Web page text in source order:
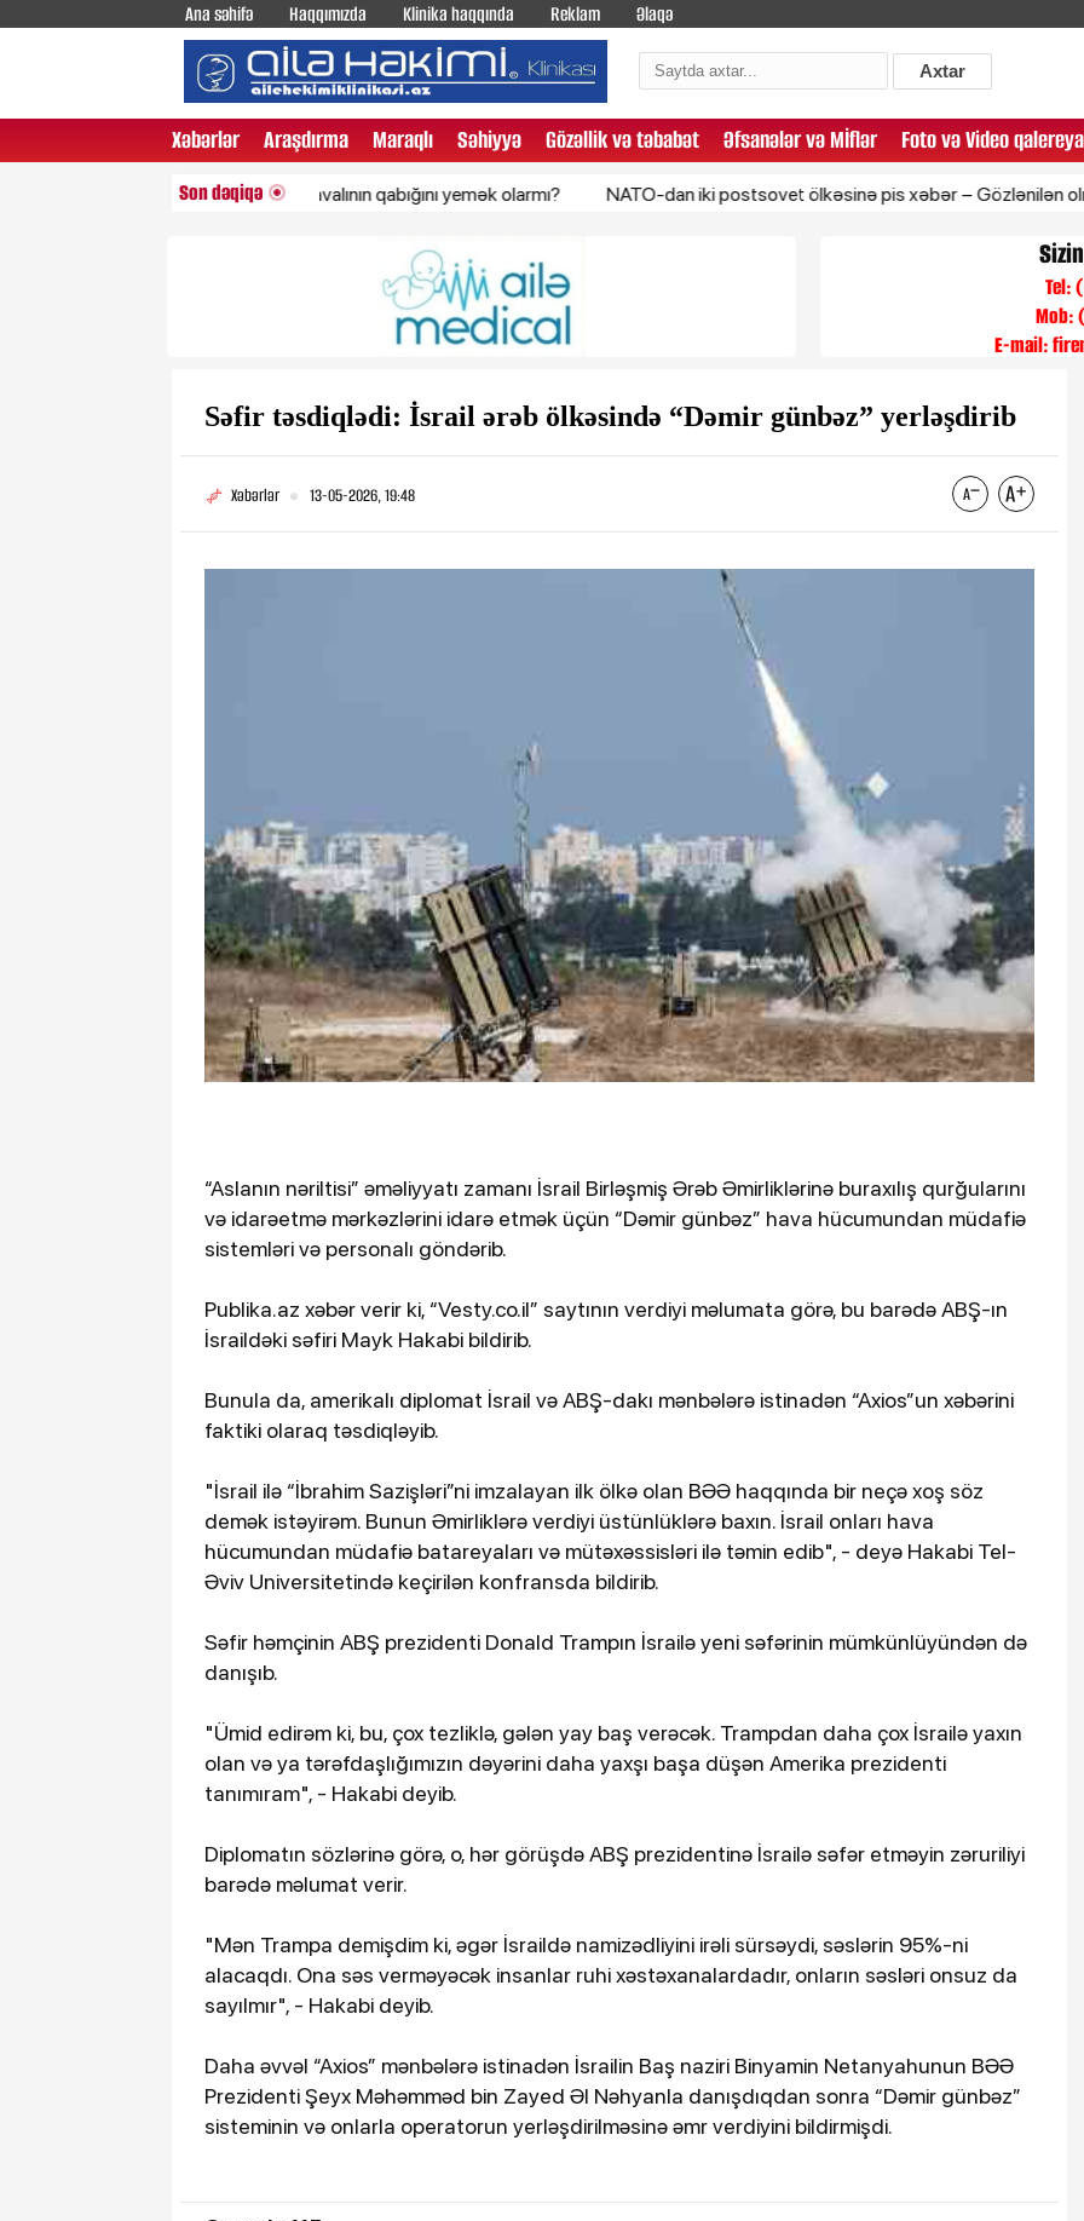
Ana səhifə Haqqımızda Klinika haqqında Reklam Əlaqə
Axtar
Xəbərlər Araşdırma Maraqlı Səhiyyə Gözəllik və təbabət Əfsanələr və Mİflər Foto və Video qalereya
Son dəqiqə
Ərik, şaftalı və gavalının qabığını yemək olarmı? NATO-dan iki postsovet ölkəsinə pis xəbər – Gözlənilən olmadı
Tel:
Mob:
E-mail:
Səfir təsdiqlədi: İsrail ərəb ölkəsində “Dəmir günbəz” yerləşdirib
Xəbərlər 13-05-2026, 19:48
“Aslanın nəriltisi” əməliyyatı zamanı İsrail Birləşmiş Ərəb Əmirliklərinə buraxılış qurğularını
və idarəetmə mərkəzlərini idarə etmək üçün “Dəmir günbəz” hava hücumundan müdafiə
sistemləri və personalı göndərib.
Publika.az xəbər verir ki, “Vesty.co.il” saytının verdiyi məlumata görə, bu barədə ABŞ-ın
İsraildəki səfiri Mayk Hakabi bildirib.
Bunula da, amerikalı diplomat İsrail və ABŞ-dakı mənbələrə istinadən “Axios”un xəbərini
faktiki olaraq təsdiqləyib.
"İsrail ilə “İbrahim Sazişləri”ni imzalayan ilk ölkə olan BƏƏ haqqında bir neçə xoş söz
demək istəyirəm. Bunun Əmirliklərə verdiyi üstünlüklərə baxın. İsrail onları hava
hücumundan müdafiə batareyaları və mütəxəssisləri ilə təmin edib", - deyə Hakabi Tel-
Əviv Universitetində keçirilən konfransda bildirib.
Səfir həmçinin ABŞ prezidenti Donald Trampın İsrailə yeni səfərinin mümkünlüyündən də
danışıb.
"Ümid edirəm ki, bu, çox tezliklə, gələn yay baş verəcək. Trampdan daha çox İsrailə yaxın
olan və ya tərəfdaşlığımızın dəyərini daha yaxşı başa düşən Amerika prezidenti
tanımıram", - Hakabi deyib.
Diplomatın sözlərinə görə, o, hər görüşdə ABŞ prezidentinə İsrailə səfər etməyin zəruriliyi
barədə məlumat verir.
"Mən Trampa demişdim ki, əgər İsraildə namizədliyini irəli sürsəydi, səslərin 95%-ni
alacaqdı. Ona səs verməyəcək insanlar ruhi xəstəxanalardadır, onların səsləri onsuz da
sayılmır", - Hakabi deyib.
Daha əvvəl “Axios” mənbələrə istinadən İsrailin Baş naziri Binyamin Netanyahunun BƏƏ
Prezidenti Şeyx Məhəmməd bin Zayed Əl Nəhyanla danışdıqdan sonra “Dəmir günbəz”
sisteminin və onlarla operatorun yerləşdirilməsinə əmr verdiyini bildirmişdi.
Ərik, şaftalı və gavalının qabığını
yemək olarmı?